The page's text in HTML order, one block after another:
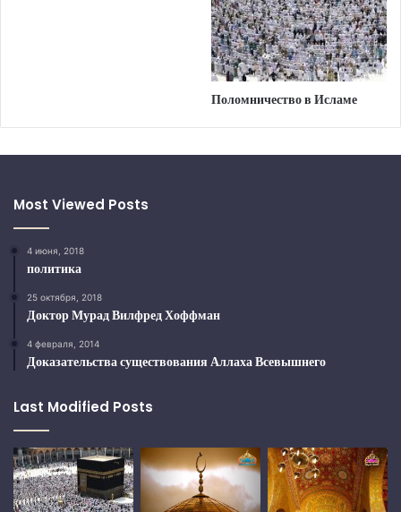
Поломничество в Исламе
Most Viewed Posts
4 июня, 2018
политика
25 октября, 2018
Доктор Мурад Вилфред Хоффман
4 февраля, 2014
Доказательства существования Аллаха Всевышнего
Last Modified Posts